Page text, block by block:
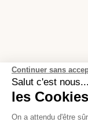
Continuer sans
Salut c'est nous...
les
On a attendu d'être